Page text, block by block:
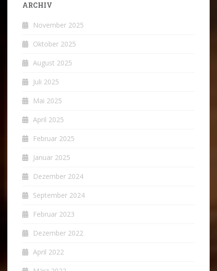
ARCHIV
November 2025
Oktober 2025
August 2025
Juli 2025
Mai 2025
April 2025
Februar 2025
Januar 2025
Dezember 2024
September 2024
Februar 2023
Dezember 2022
April 2022